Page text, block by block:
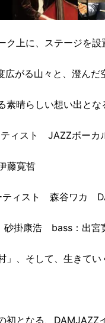
ク上に、ステージ
がる山々と、澄んだ
素晴らしい想い出とな
ィスト JAZZボーカ
寛哲
ィスト 森谷ワカ
bass：出宮寛
」、そして、生きてい
初となる、DAMJAZZ